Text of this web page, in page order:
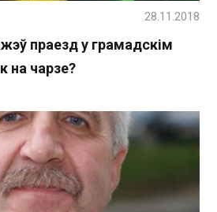
праезд у грамадскім
на чарзе?
28.11.2018